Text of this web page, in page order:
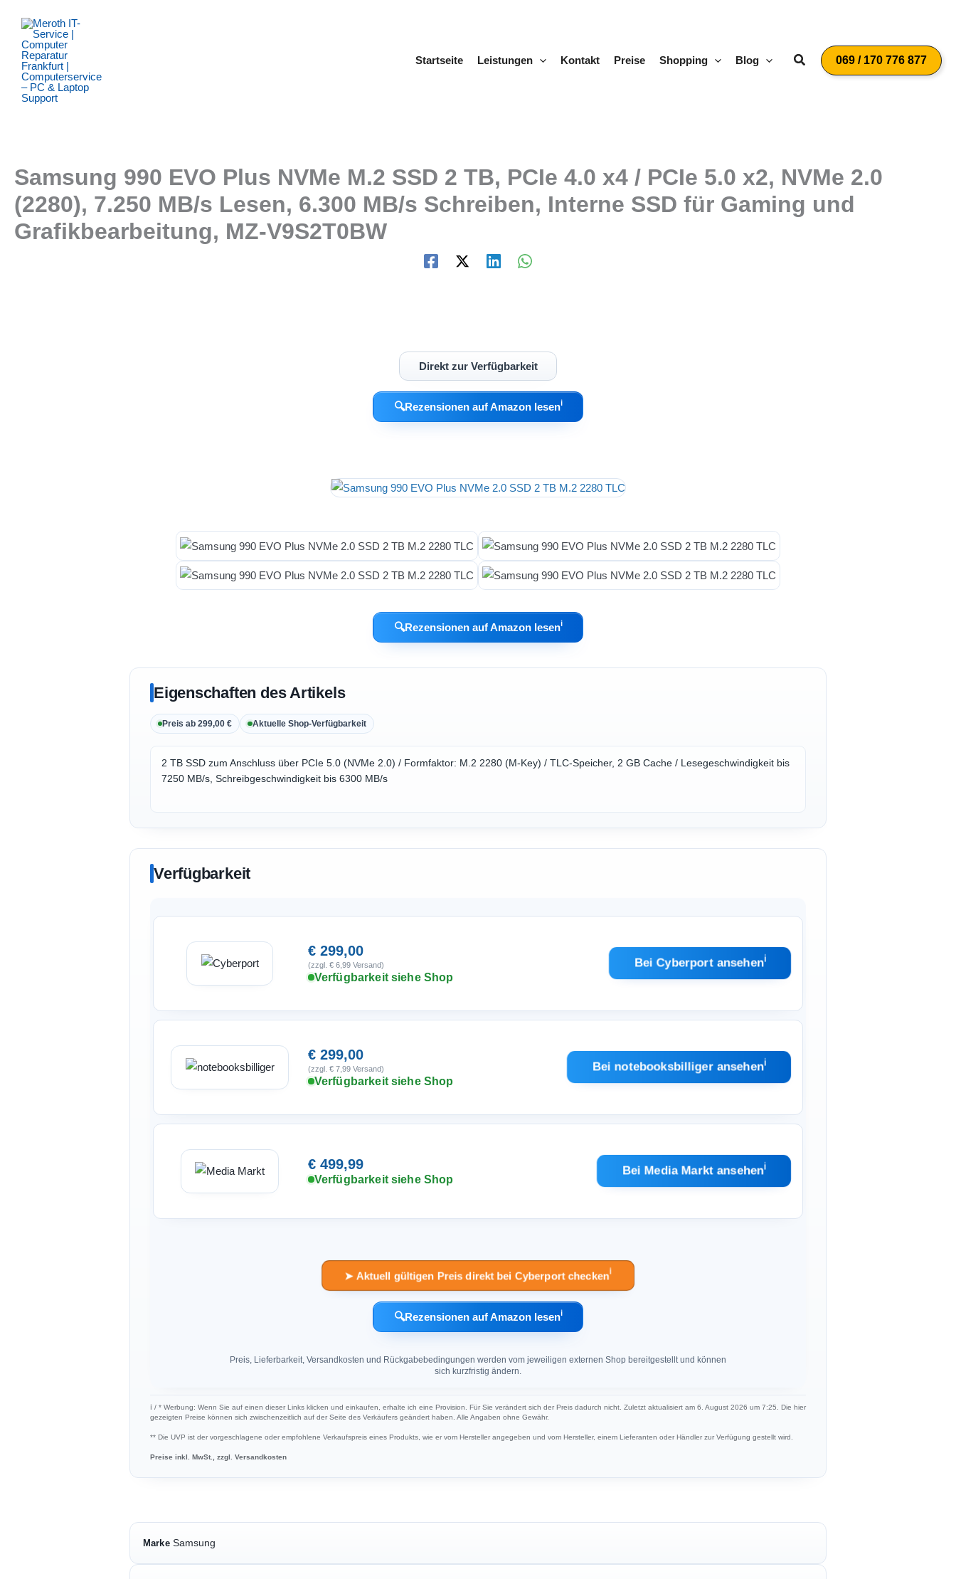
Inhalt
springen
Startseite
Leistungen Kontakt Preise Shopping Blog Suchen069 / 170 776 877
Samsung 990 EVO Plus NVMe M.2 SSD 2 TB, PCIe 4.0 x4 / PCIe 5.0 x2, NVMe 2.0
(2280), 7.250 MB/s Lesen, 6.300 MB/s Schreiben, Interne SSD für Gaming und
Grafikbearbeitung, MZ-V9S2T0BW
Direkt zur Verfügbarkeit
🔍Rezensionen auf Amazon lesenℹ︎
🔍Rezensionen auf Amazon lesenℹ︎
Eigenschaften des Artikels
Preis ab 299,00 € Aktuelle Shop-Verfügbarkeit
2 TB SSD zum Anschluss über PCIe 5.0 (NVMe 2.0) / Formfaktor: M.2 2280 (M-Key) / TLC-Speicher, 2 GB Cache / Lesegeschwindigkeit bis
7250 MB/s, Schreibgeschwindigkeit bis 6300 MB/s
Verfügbarkeit
€ 299,00
(zzgl. € 6,99 Versand)
Verfügbarkeit siehe Shop
Bei Cyberport ansehenℹ︎
€ 299,00
(zzgl. € 7,99 Versand)
Verfügbarkeit siehe Shop
Bei notebooksbilliger ansehenℹ︎
€ 499,99
Verfügbarkeit siehe Shop
Bei Media Markt ansehenℹ︎
➤ Aktuell gültigen Preis direkt bei Cyberport checkenℹ︎
🔍Rezensionen auf Amazon lesenℹ︎
Preis, Lieferbarkeit, Versandkosten und Rückgabebedingungen werden vom jeweiligen externen Shop bereitgestellt und können
sich kurzfristig ändern.
ℹ︎ / * Werbung: Wenn Sie auf einen dieser Links klicken und einkaufen, erhalte ich eine Provision. Für Sie verändert sich der Preis dadurch nicht. Zuletzt aktualisiert am 6. August 2026 um 7:25. Die hier
gezeigten Preise können sich zwischenzeitlich auf der Seite des Verkäufers geändert haben. Alle Angaben ohne Gewähr.
** Die UVP ist der vorgeschlagene oder empfohlene Verkaufspreis eines Produkts, wie er vom Hersteller angegeben und vom Hersteller, einem Lieferanten oder Händler zur Verfügung gestellt wird.
Preise inkl. MwSt., zzgl. Versandkosten
Marke Samsung